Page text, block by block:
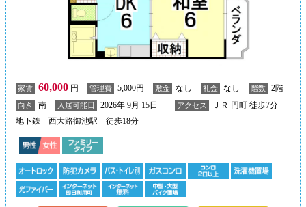
家賃 60,000 円 管理費 5,000円 敷金 なし 礼金 なし 階数 2階
向き 南 入居可能日 2026年 9月 15日 アクセス
ＪＲ 円町 徒歩7分
地下鉄 西大路御池駅 徒歩18分